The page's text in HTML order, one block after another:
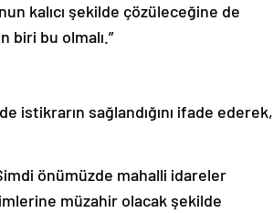
kalıcı şekilde çözüleceğine de
biri bu olmalı.”
istikrarın sağlandığını ifade ederek,
önümüzde mahalli idareler
müzahir olacak şekilde